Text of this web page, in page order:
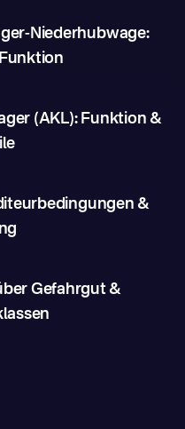
Niederhubwage:
(AKL): Funktion &
&
Gefahrgut &